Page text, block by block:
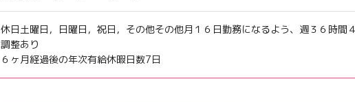
休日土曜日，日曜日，祝日，その他その他月１６日勤務になるよう、週３６時間
調整あり
６ヶ月経過後の年次有給休暇日数7日